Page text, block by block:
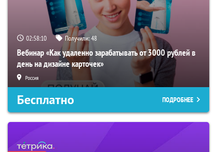
02:58:09 Получили:48
Вебинар «Как удаленно зарабатывать от 3000 рублей в
день на дизайне карточек»
Россия
Бесплатно ПОДРОБНЕЕ